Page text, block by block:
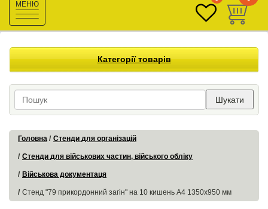
Toggle
navigation
Категорії товарів
Шукати
Головна Стенди для організацій
Стенди для військових частин, війського обліку
Військова документаця
Стенд "79 прикордонний загін" на 10 кишень А4 1350х950 мм